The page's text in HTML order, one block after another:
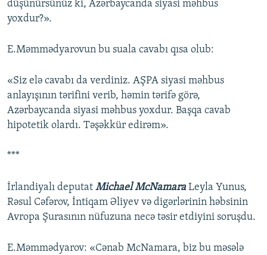
düşünürsünüz ki, Azərbaycanda siyasi məhbus
yoxdur?».
E.Məmmədyarovun bu suala cavabı qısa olub:
«Siz elə cavabı da verdiniz. AŞPA siyasi məhbus
anlayışının tərifini verib, həmin tərifə görə,
Azərbaycanda siyasi məhbus yoxdur. Başqa cavab
hipotetik olardı. Təşəkkür edirəm».
***
İrlandiyalı deputat Michael McNamaraLeyla Yunus,
Rəsul Cəfərov, İntiqam Əliyev və digərlərinin həbsinin
Avropa Şurasının nüfuzuna necə təsir etdiyini soruşdu.
E.Məmmədyarov: «Cənab McNamara, biz bu məsələ